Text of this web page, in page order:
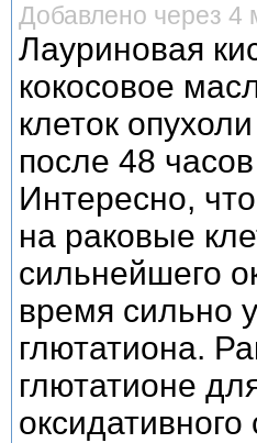
Добавлено через 4
Лауриновая
кокосовое
клеток
после 48
Интересно,
на раковые
сильнейшего
время сильно
глютатиона.
глютатионе
оксидативного